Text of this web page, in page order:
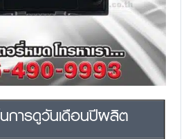
การดูวันเดือนปีผลิต